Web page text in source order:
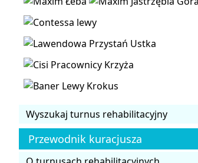
Wyszukaj turnus rehabilitacyjny
Przewodnik kuracjusza